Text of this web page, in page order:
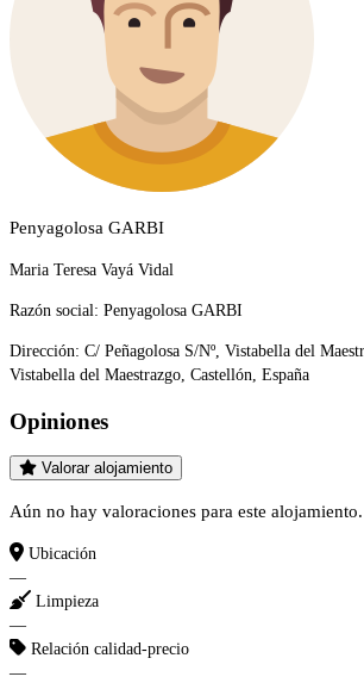
Penyagolosa GARBI
Maria Teresa Vayá Vidal
Razón social: Penyagolosa GARBI
Dirección: C/ Peñagolosa S/Nº, Vistabella del
Vistabella del Maestrazgo, Castellón, España
Opiniones
Valorar alojamiento
Aún no hay valoraciones para este alojamiento.
Ubicación
—
Limpieza
—
Relación calidad-precio
—